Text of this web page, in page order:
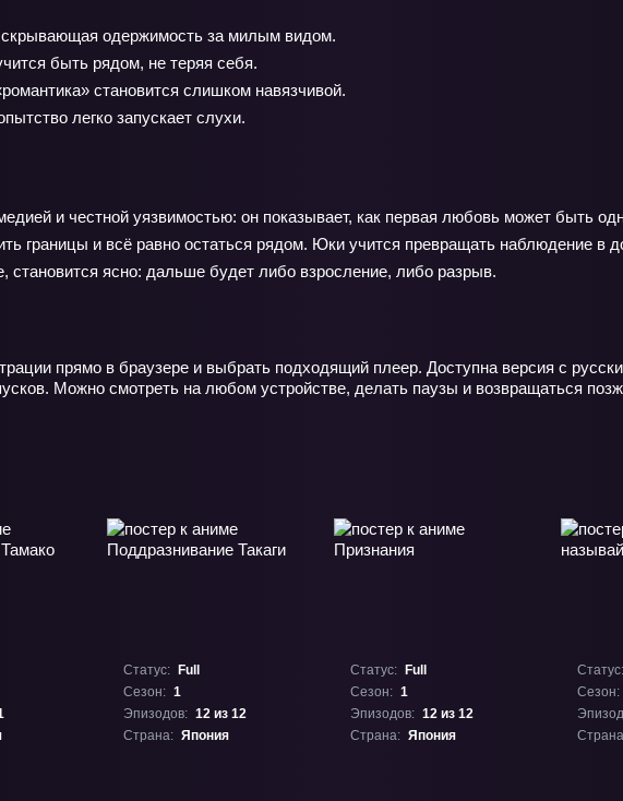
одержимость за милым видом.
быть рядом, не теряя себя.
становится слишком навязчивой.
легко запускает слухи.
и честной уязвимостью: он показывает, как первая любовь может быть
границы и всё равно остаться рядом. Юки учится превращать наблюдение в
становится ясно: дальше будет либо взросление, либо разрыв.
прямо в браузере и выбрать подходящий плеер. Доступна версия с
Можно смотреть на любом устройстве, делать паузы и возвращаться
Статус:
Full
Сезон: 1
Эпизодов: 12 из 12
Страна: Япония
Статус:
Full
Сезон: 1
Эпизодов: 12 из 12
Страна: Япония
Статус:
Сезон: